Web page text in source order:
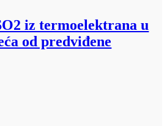
iz termoelektrana u
od predviđene